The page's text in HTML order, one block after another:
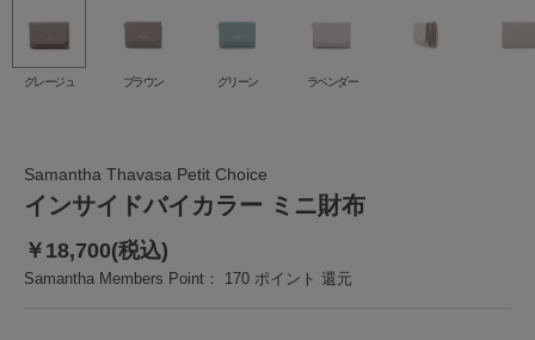
グレージュ ブラウン グリーン ラベンダー
Samantha Thavasa Petit Choice
インサイドバイカラー ミニ財布
￥18,700(税込)
Samantha Members Point： 170 ポイント 還元